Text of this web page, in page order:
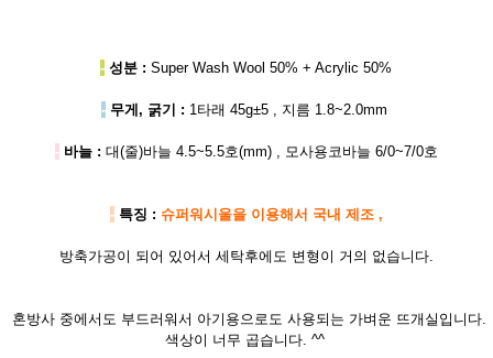
- 성분 : Super Wash Wool 50% + Acrylic 50%
- 무게, 굵기 : 1타래 45g±5 , 지름 1.8~2.0mm
- 바늘 : 대(줄)바늘 4.5~5.5호(mm) , 모사용코바늘 6/0~7/0호
- 특징 : 슈퍼워시울을 이용해서 국내 제조 ,
방축가공이 되어 있어서 세탁후에도 변형이 거의 없습니다.
혼방사 중에서도 부드러워서 아기용으로도 사용되는 가벼운 뜨개실입니다.
색상이 너무 곱습니다. ^^